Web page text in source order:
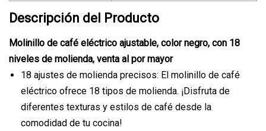
Descripción del Producto
Molinillo de café eléctrico ajustable, color negro, con 18
niveles de molienda, venta al por mayor
18 ajustes de molienda precisos: El molinillo de café
eléctrico ofrece 18 tipos de molienda. ¡Disfruta de
diferentes texturas y estilos de café desde la
comodidad de tu cocina!